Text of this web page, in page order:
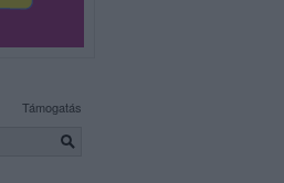
Támogatás